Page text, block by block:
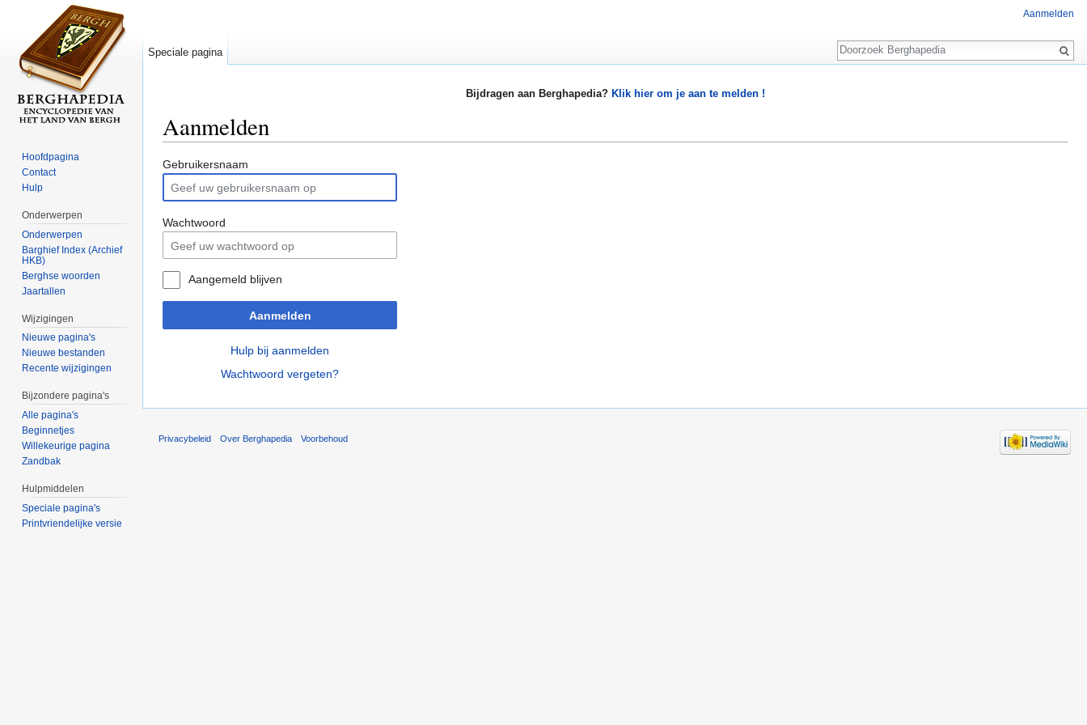
Bijdragen aan Berghapedia? Klik hier om je aan te melden !
Aanmelden
Gebruikersnaam
Wachtwoord
Aangemeld blijven
Aanmelden
Hulp bij aanmelden
Wachtwoord vergeten?
Aanmelden
Speciale pagina
Zoeken
Hoofdpagina
Contact
Hulp
Onderwerpen
Onderwerpen
Barghief Index (Archief
HKB)
Berghse woorden
Jaartallen
Wijzigingen
Nieuwe pagina's
Nieuwe bestanden
Recente wijzigingen
Bijzondere pagina's
Alle pagina's
Beginnetjes
Willekeurige pagina
Zandbak
Hulpmiddelen
Speciale pagina's
Printvriendelijke versie
Privacybeleid Over Berghapedia Voorbehoud